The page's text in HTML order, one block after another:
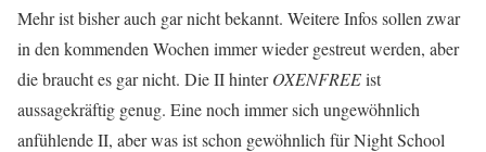
Mehr ist bisher auch gar nicht bekannt. Weitere Infos sollen zwar
in den kommenden Wochen immer wieder gestreut werden, aber
die braucht es gar nicht. Die II hinterOXENFREEist
aussagekräftig genug. Eine noch immer sich ungewöhnlich
anfühlende II, aber was ist schon gewöhnlich für Night School